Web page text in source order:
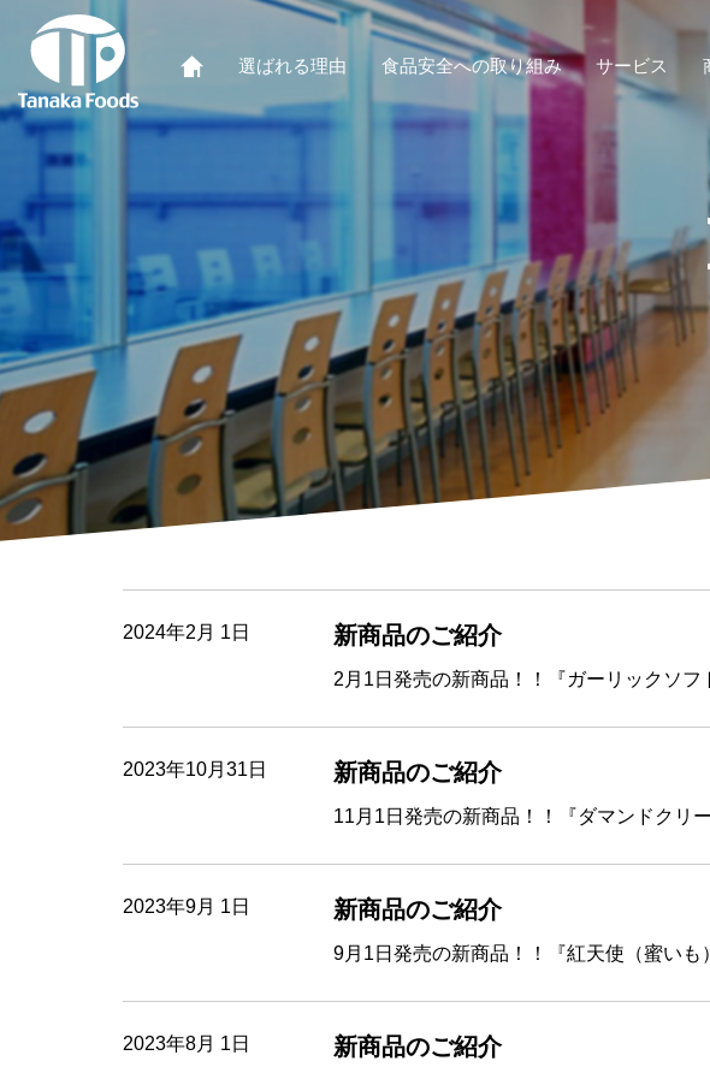
選ばれる理由 食品安全への取り組み サービス
2024年2月 1日 新商品のご紹介
2月1日発売の新商品！！『ガーリックソ
2023年10月31日 新商品のご紹介
11月1日発売の新商品！！『ダマンドクリ
2023年9月 1日 新商品のご紹介
9月1日発売の新商品！！『紅天使（蜜い
2023年8月 1日 新商品のご紹介